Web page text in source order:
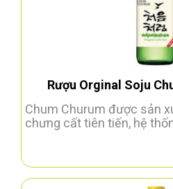
Rượu Orginal Soju
Chum Churum được sản
chưng cất tiên tiến, hệ